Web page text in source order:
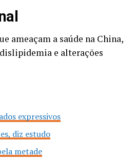
ameaçam a saúde na China,
e alterações
expressivos
diz estudo
metade